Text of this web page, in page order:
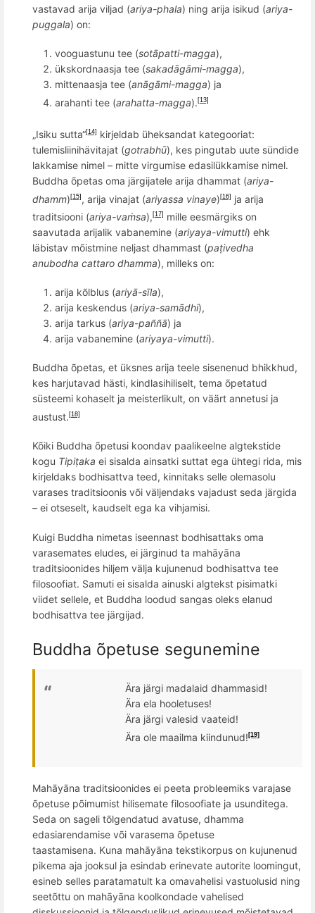
vastavad arija viljad (ariya-phala) ning arija isikud (ariya-
puggala) on:
vooguastunu tee (sotāpatti-magga),
ükskordnaasja tee (sakadāgāmi-magga),
mittenaasja tee (anāgāmi-magga) ja
arahanti tee (arahatta-magga). [13]
„Isiku sutta“[14]
kirjeldab üheksandat kategooriat:
tulemisliinihävitajat (gotrabhū), kes pingutab uute sündide
lakkamise nimel – mitte virgumise edasilükkamise nimel.
Buddha õpetas oma järgijatele arija dhammat (ariya-
dhamm) [15] , arija vinajat (ariyassa vinaye) [16]
ja arija
traditsiooni (ariya-vaṁsa), [17]
mille eesmärgiks on
saavutada arijalik vabanemine (ariyaya-vimutti) ehk
läbistav mõistmine neljast dhammast (paṭivedha
anubodha cattaro dhamma), milleks on:
arija kõlblus (ariyā-sīla),
arija keskendus (ariya-samādhi),
arija tarkus (ariya-paññā) ja
arija vabanemine (ariyaya-vimutti).
Buddha õpetas, et üksnes arija teele sisenenud bhikkhud,
kes harjutavad hästi, kindlasihiliselt, tema õpetatud
süsteemi kohaselt ja meisterlikult, on väärt annetusi ja
austust. [18]
Kõiki Buddha õpetusi koondav paalikeelne algtekstide
kogu Tipiṭaka ei sisalda ainsatki suttat ega ühtegi rida, mis
kirjeldaks bodhisattva teed, kinnitaks selle olemasolu
varases traditsioonis või väljendaks vajadust seda järgida
– ei otseselt, kaudselt ega ka vihjamisi.
Kuigi Buddha nimetas iseennast bodhisattaks oma
varasemates eludes, ei järginud ta mahāyāna
traditsioonides hiljem välja kujunenud bodhisattva tee
filosoofiat. Samuti ei sisalda ainuski algtekst pisimatki
viidet sellele, et Buddha loodud sangas oleks elanud
bodhisattva tee järgijad.
Buddha õpetuse segunemine
Ära järgi madalaid dhammasid!
Ära ela hooletuses!
Ära järgi valesid vaateid!
Ära ole maailma kiindunud! [19]
Mahāyāna traditsioonides ei peeta probleemiks varajase
õpetuse põimumist hilisemate filosoofiate ja usunditega.
Seda on sageli tõlgendatud avatuse, dhamma
edasiarendamise või varasema õpetuse
taastamisena. Kuna mahāyāna tekstikorpus on kujunenud
pikema aja jooksul ja esindab erinevate autorite loomingut,
esineb selles paratamatult ka omavahelisi vastuolusid ning
seetõttu on mahāyāna koolkondade vahelised